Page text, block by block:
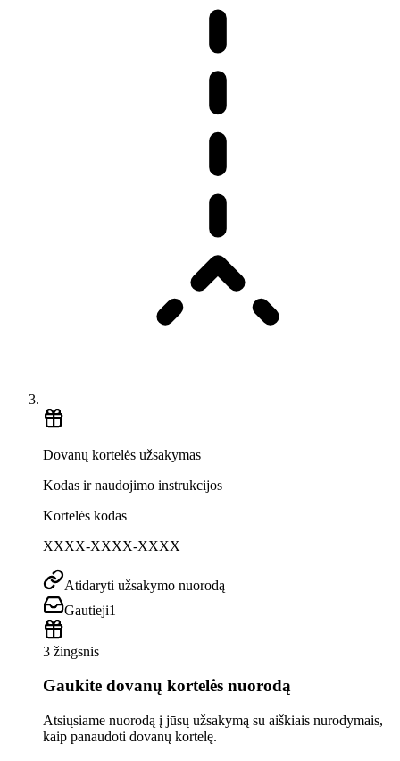
Dovanų kortelės užsakymas
Kodas ir naudojimo instrukcijos
Kortelės kodas
XXXX-XXXX-XXXX
Atidaryti užsakymo nuorodą
Gautieji1
3 žingsnis
Gaukite dovanų kortelės nuorodą
Atsiųsiame nuorodą į jūsų užsakymą su aiškiais nurodymais,
kaip panaudoti dovanų kortelę.